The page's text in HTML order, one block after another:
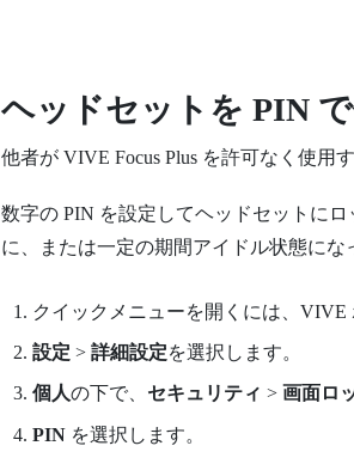
ヘッドセットを PIN
他者が VIVE FocusPlusを許可なく使用
数字の PIN を設定してヘッドセットにロ
に、または一定の期間アイドル状態にな
クイックメニューを開くには、 VIVE
設定 > 詳細設定を選択します。
個人の下で、 セキュリティ > 画面ロ
PINを選択します。